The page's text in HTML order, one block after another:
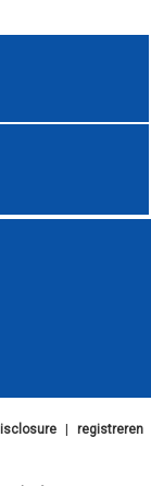
registreren